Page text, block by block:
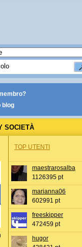
blog
SOCIETÀ
TOP UTENTI
maestrarosalba
1126395 pt
marianna06
602991 pt
freeskipper
472459 pt
hugor